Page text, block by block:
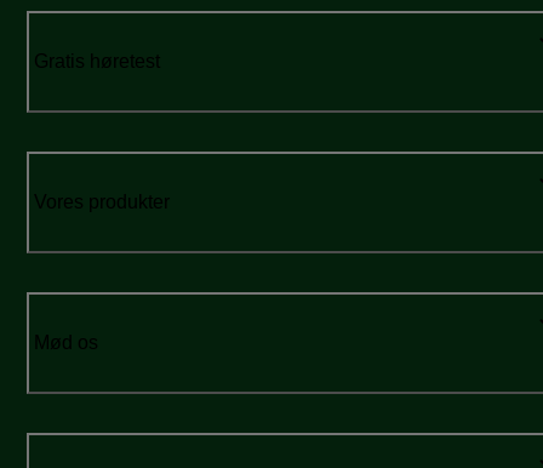
Gratis høretest
Vores produkter
Mød os